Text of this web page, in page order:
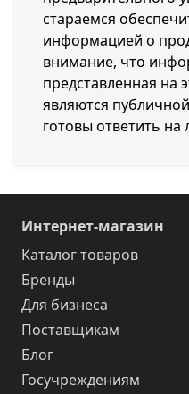
стараемся
информацией о
внимание, что
представленная на
являются
готовы ответить
Интернет-магазин
Каталог товаров
Бренды
Для бизнеса
Поставщикам
Блог
Госучреждениям